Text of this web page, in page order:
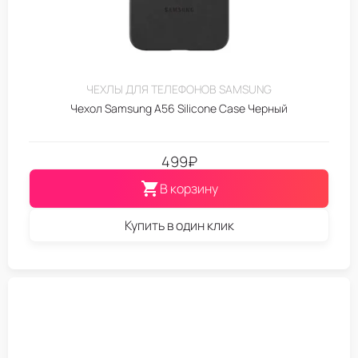
ЧЕХЛЫ ДЛЯ ТЕЛЕФОНОВ SAMSUNG
Чехол Samsung A56 Silicone Case Черный
499₽
В корзину
Купить в один клик